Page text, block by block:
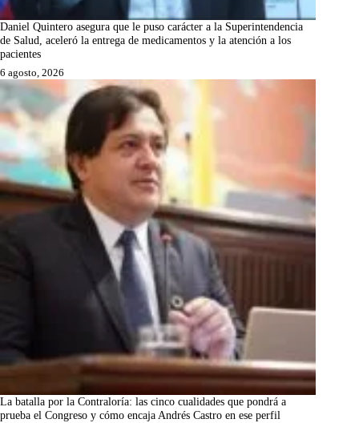
Daniel Quintero asegura que le puso carácter a la Superintendencia
de Salud, aceleró la entrega de medicamentos y la atención a los
pacientes
6 agosto, 2026
La batalla por la Contraloría: las cinco cualidades que pondrá a
prueba el Congreso y cómo encaja Andrés Castro en ese perfil